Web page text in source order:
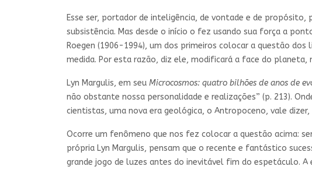
Esse ser, portador de inteligência, de vontade e de
subsistência. Mas desde o início o fez usando sua força a
Roegen (1906-1994), um dos primeiros colocar a questão
medida. Por esta razão, diz ele, modificará a face do planeta,
Lyn Margulis, em seu Microcosmos: quatro bilhões de anos de
não obstante nossa personalidade e realizações” (p. 213).
cientistas, uma nova era geológica, o Antropoceno, vale
Ocorre um fenômeno que nos fez colocar a questão acima:
própria Lyn Margulis, pensam que o recente e fantástico
grande jogo de luzes antes do inevitável fim do espetáculo.